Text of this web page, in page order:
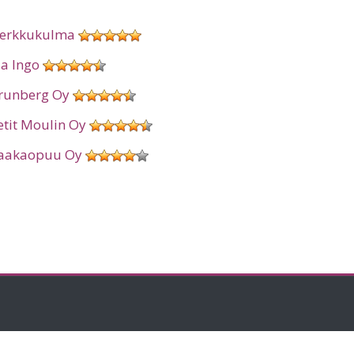
Ingo
Oy
Moulin Oy
Oy